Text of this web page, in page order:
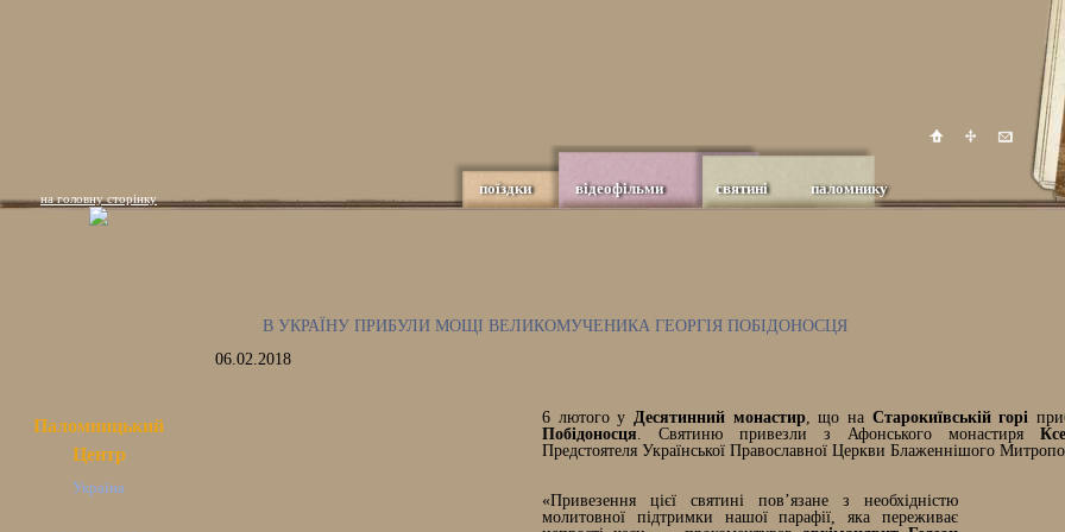
поїздки відеофільми святині паломнику
на головну сторінку
Паломницький
Центр
Україна
В УКРАЇНУ ПРИБУЛИ МОЩІ ВЕЛИКОМУЧЕНИКА ГЕОРГІЯ ПОБІДОНОСЦЯ
06.02.2018
6 лютого у Десятинний монастир, що на Старокиївській горі
Побідоносця. Святиню привезли з Афонського монастиря
Предстоятеля Української Православної Церкви Блаженнішого
«Привезення цієї святині пов’язане з необхідністю
молитовної підтримки нашої парафії, яка переживає